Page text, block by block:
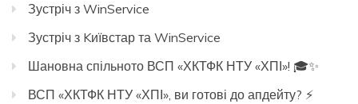
Зустріч з WinService
Зустріч з Kиївстар та WinService
Шановна спільното ВСП «ХКТФК НТУ «ХПІ»! 🎓✨
ВСП «ХКТФК НТУ «ХПІ», ви готові до апдейту? ⚡️